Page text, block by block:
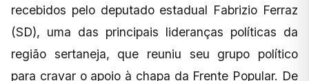
recebidos pelo deputado estadual Fabrizio Ferraz
(SD), uma das principais lideranças políticas da
região sertaneja, que reuniu seu grupo político
para cravar o apoio à chapa da Frente Popular. De